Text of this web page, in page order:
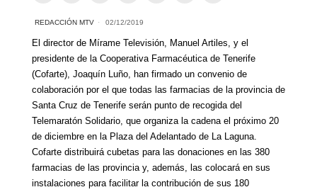
REDACCIÓN MTV 02/12/2019
El director de Mírame Televisión, Manuel Artiles, y el
presidente de la Cooperativa Farmacéutica de Tenerife
(Cofarte), Joaquín Luño, han firmado un convenio de
colaboración por el que todas las farmacias de la provincia de
Santa Cruz de Tenerife serán punto de recogida del
Telemaratón Solidario, que organiza la cadenael próximo 20
de diciembre en la Plaza del Adelantado de La Laguna.
Cofarte distribuirá cubetas para las donaciones en las 380
farmacias de las provincia y, además, las colocará en sus
instalaciones para facilitar la contribución de sus 180